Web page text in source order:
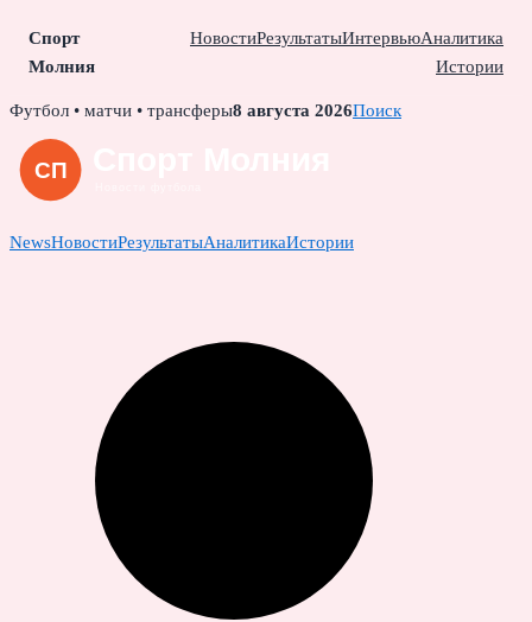
Спорт
Молния
НовостиРезультатыИнтервьюАналитика
Истории
Skip
content
Футбол • матчи • трансферы8 августа 2026Поиск
NewsНовостиРезультатыАналитикаИстории